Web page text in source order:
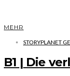
MEHR
STORYPLANET
B1 | Die